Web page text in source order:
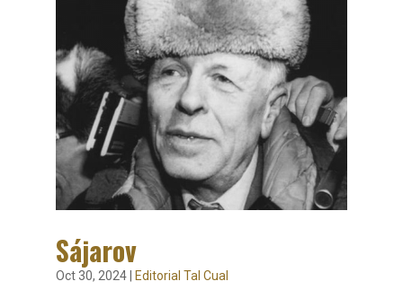
Sájarov
Oct 30, 2024| Editorial Tal Cual